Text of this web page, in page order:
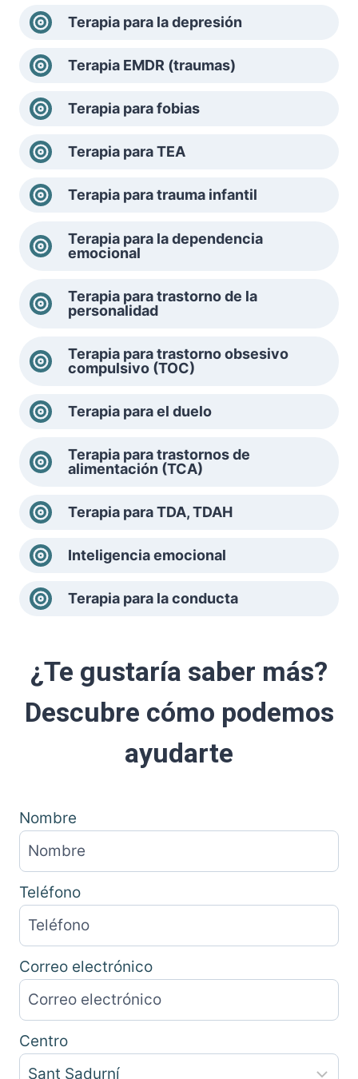
Terapia para la depresión
Terapia EMDR (traumas)
Terapia para fobias
Terapia para TEA
Terapia para trauma infantil
Terapia para la dependencia
emocional
Terapia para trastorno de la
personalidad
Terapia para trastorno obsesivo
compulsivo (TOC)
Terapia para el duelo
Terapia para trastornos de
alimentación (TCA)
Terapia para TDA, TDAH
Inteligencia emocional
Terapia para la conducta
¿Te gustaría saber más?
Descubre cómo podemos
ayudarte
Nombre
Teléfono
Correo electrónico
Centro